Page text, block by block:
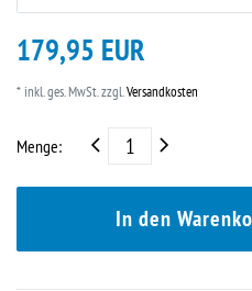
179,95 EUR
* inkl. ges. MwSt. zzgl.Versandkosten
Menge:
In den